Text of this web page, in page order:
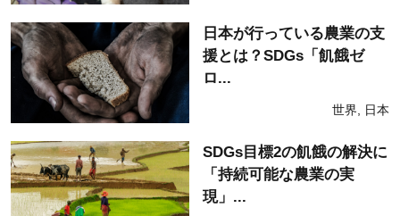
日本が行っている農業の支
援とは？SDGs「飢餓ゼ
ロ...
世界 日本
SDGs目標2の飢餓の解決に
「持続可能な農業の実
現」...